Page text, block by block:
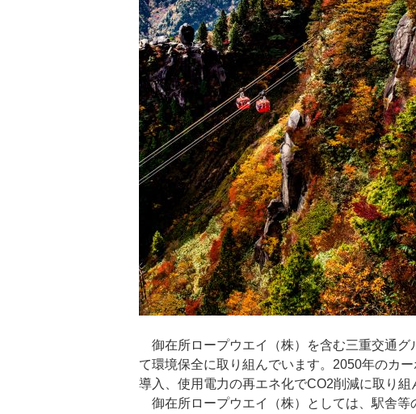
御在所ロープウエイ（株）を含む三重交通グ
て環境保全に取り組んでいます。2050年のカ
導入、使用電力の再エネ化でCO2削減に取
御在所ロープウエイ（株）としては、駅舎等